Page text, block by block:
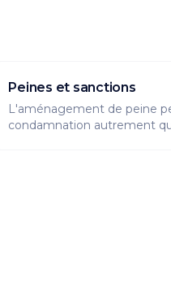
Peines et sanctions
L'aménagement de peine
condamnation autrement